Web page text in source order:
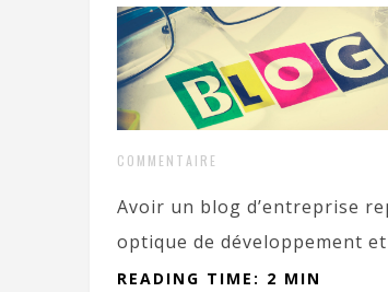
COMMENTAIRE
Avoir un blog d’entreprise
optique de développement
READING TIME: 2 MIN